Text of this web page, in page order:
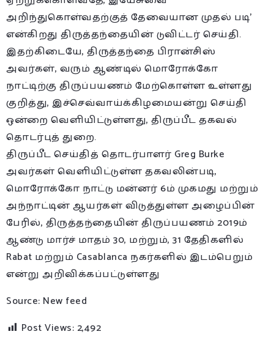
அறிந்துகொள்வதற்குத் தேவையான முதல் படி’
என்கிறது திருத்தந்தையின் டுவிட்டர் செய்தி.
இதற்கிடையே, திருத்தந்தை பிரான்சிஸ்
அவர்கள், வரும் ஆண்டில் மொரோக்கோ
நாட்டிற்கு திருப்பயணம் மேற்கொள்ள உள்ளது
குறித்து, இச்செவ்வாய்க்கிழமையன்று செய்தி
ஒன்றை வெளியிட்டுள்ளது, திருப்பீட தகவல்
தொடர்புத் துறை.
திருப்பீட செய்தித் தொடர்பாளர் Greg Burke
அவர்கள் வெளியிட்டுள்ள தகவலின்படி,
மொரோக்கோ நாட்டு மன்னர் 6ம் முகமது மற்றும்
அந்நாட்டின் ஆயர்கள் விடுத்துள்ள அழைப்பின்
பேரில், திருத்தந்தையின் திருப்பயணம் 2019ம்
ஆண்டு மார்ச் மாதம் 30, மற்றும், 31 தேதிகளில்
Rabat மற்றும் Casablanca நகர்களில் இடம்பெறும்
என்று அறிவிக்கப்பட்டுள்ளது
Source: New feed
Post Views: 2,492